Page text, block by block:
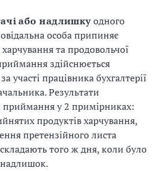
або надлишкуодного
особа припиняє
та продовольчої
здійснюється
участі працівника бухгалтерії
Результати
у 2 примірниках:
продуктів харчування,
претензійного листа
того ж дня, коли було
надлишок.